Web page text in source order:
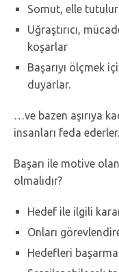
Somut, elle
Uğraştırıcı,
koşarlar
Başarıyı ölçmek
duyarlar.
…ve bazen aşırıya
insanları feda ederler.
Başarı ile motive
olmalıdır?
Hedef ile ilgili
Onları
Hedefleri